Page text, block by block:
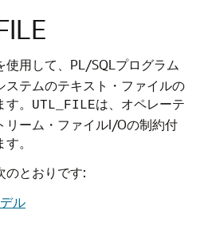
使用して、PL/SQLプログラム
ステムのテキスト・ファイルの
。
UTL_FILEは、オペレーテ
リーム・ファイルI/Oの制約付
。
のとおりです:
ル